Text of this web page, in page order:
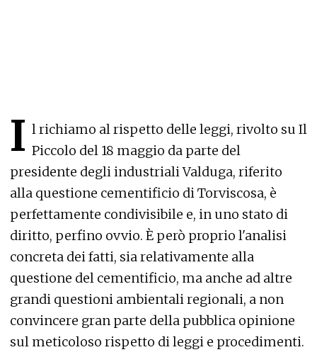
I l richiamo al rispetto delle leggi, rivolto su Il
Piccolo del 18 maggio da parte del
presidente degli industriali Valduga, riferito
alla questione cementificio di Torviscosa, è
perfettamente condivisibile e, in uno stato di
diritto, perfino ovvio. È però proprio l'analisi
concreta dei fatti, sia relativamente alla
questione del cementificio, ma anche ad altre
grandi questioni ambientali regionali, a non
convincere gran parte della pubblica opinione
sul meticoloso rispetto di leggi e procedimenti.